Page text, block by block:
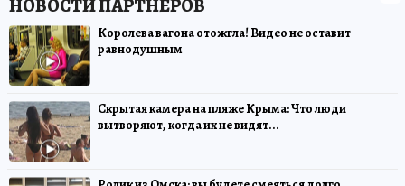
Королева вагона отожгла! Видео не оставит
равнодушным
Скрытая камера на пляже Крыма: Что люди
вытворяют, когда их не видят...